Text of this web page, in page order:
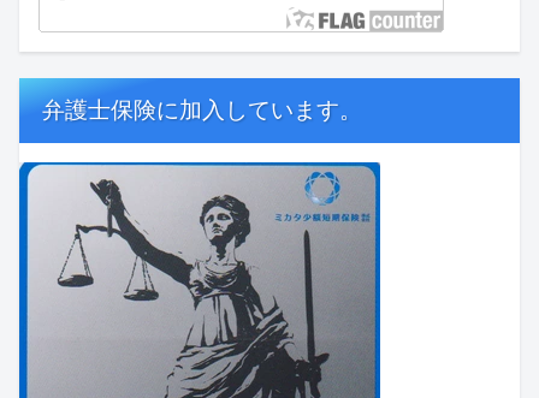
弁護士保険に加入しています。